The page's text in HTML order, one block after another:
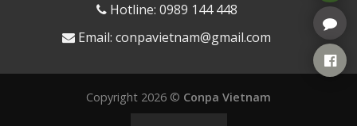
Hotline: 0989 144 448
Email: conpavietnam@gmail.com
Copyright 2026 © Conpa Vietnam